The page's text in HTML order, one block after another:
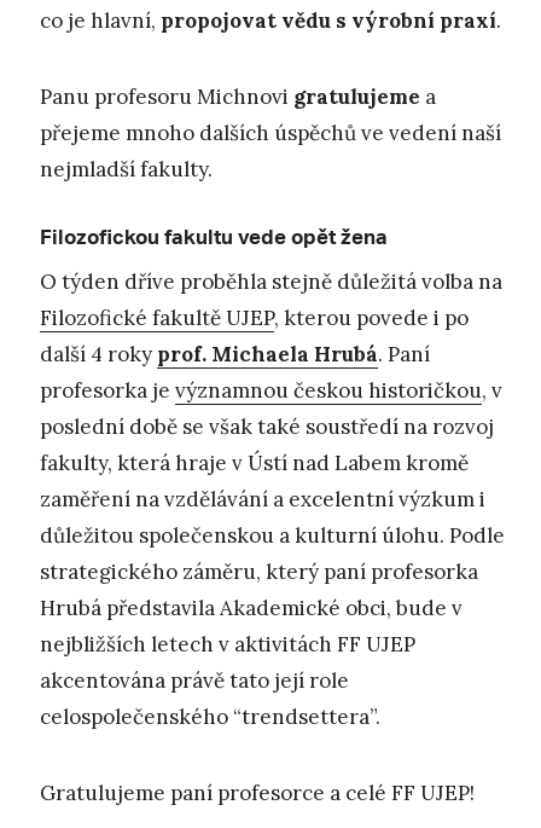
co je hlavní, propojovat vědu s výrobní praxí.
Panu profesoru Michnovi gratulujeme a
přejeme mnoho dalších úspěchů ve vedení naší
nejmladší fakulty.
Filozofickou fakultu vede opět žena
O týden dříve proběhla stejně důležitá volba na
Filozofické fakultě UJEP, kterou povede i po
další 4 roky prof. Michaela Hrubá. Paní
profesorka je významnou českou historičkou, v
poslední době se však také soustředí na rozvoj
fakulty, která hraje v Ústí nad Labem kromě
zaměření na vzdělávání a excelentní výzkum i
důležitou společenskou a kulturní úlohu. Podle
strategického záměru, který paní profesorka
Hrubá představila Akademické obci, bude v
nejbližších letech v aktivitách FF UJEP
akcentována právě tato její role
celospolečenského “trendsettera”.
Gratulujeme paní profesorce a celé FF UJEP!